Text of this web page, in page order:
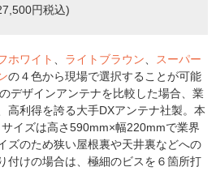
円税込)
ホワイト 、 ライトブラウン、 スーパー
の４色から現場で選択することが可能
デザインアンテナを比較した場合、業
高利得を誇る大手DXアンテナ社製。本
イズは高さ590mm×幅220mmで業界
ズのため狭い屋根裏や天井裏などへの
付けの場合は、極細のビスを６箇所打